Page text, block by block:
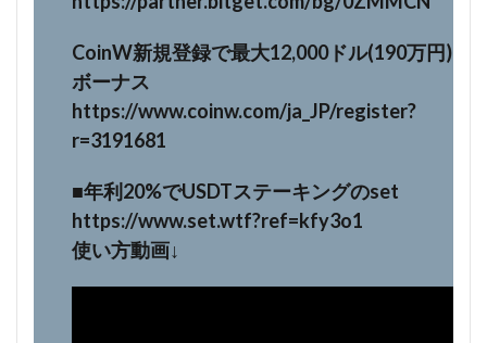
CoinW新規登録で最大12,000ドル(190万円)
ボーナス
https://www.coinw.com/ja_JP/register?
r=3191681
■年利20%でUSDTステーキングのset
https://www.set.wtf?ref=kfy3o1
使い方動画↓